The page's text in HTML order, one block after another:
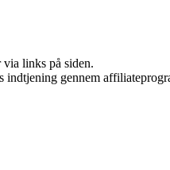
links på siden.
gennem